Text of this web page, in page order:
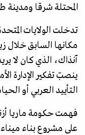
المحتلة شرقا ومدينة
تدخلت الولايات المتحدة
مكانها السابق خلال
آنذاك، الذي كان لا
ينصبّ تفكير الإدارة
التأييد العربي أو
فهمت حكومة ماريا
على مشروع بناء